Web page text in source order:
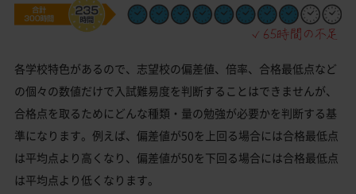
各学校特色があるので、志望校の偏差値、倍率、合格最低点など
の個々の数値だけで入試難易度を判断することはできませんが、
合格点を取るためにどんな種類・量の勉強が必要かを判断する基
準になります。例えば、偏差値が50を上回る場合には合格最低点
は平均点より高くなり、偏差値が50を下回る場合には合格最低点
は平均点より低くなります。